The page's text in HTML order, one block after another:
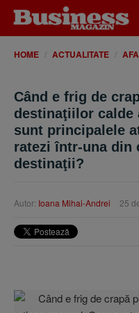
HOME ACTUALITATE
Când e frig de
destinaţiilor calde
sunt principalele
ratezi într-una din
destinaţii?
Autor: Ioana Mihai-Andrei 25